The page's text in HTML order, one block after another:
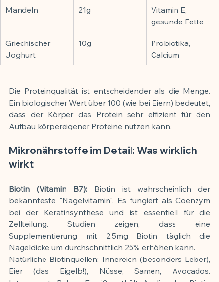
Mandeln 21g
Vitamin E,
gesunde Fette
Griechischer
Joghurt
10g
Probiotika,
Calcium
Die Proteinqualität ist entscheidender als die Menge.
Ein biologischer Wert über 100 (wie bei Eiern) bedeutet,
dass der Körper das Protein sehr effizient für den
Aufbau körpereigener Proteine nutzen kann.
Mikronährstoffe im Detail: Was wirklich
wirkt
Biotin (Vitamin B7): Biotin ist wahrscheinlich der
bekannteste "Nagelvitamin". Es fungiert als Coenzym
bei der Keratinsynthese und ist essentiell für die
Zellteilung. Studien zeigen, dass eine
Supplementierung mit 2,5mg Biotin täglich die
Nageldicke um durchschnittlich 25% erhöhen kann.
Natürliche Biotinquellen: Innereien (besonders Leber),
Eier (das Eigelb!), Nüsse, Samen, Avocados.